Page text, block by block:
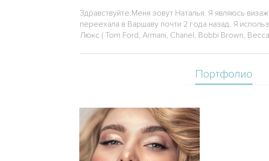
Здравствуйте.Меня зовут Наталья. Я являюсь
переехала в Варшаву почти 2 года назад. Я
Люкс ( Tom Ford, Armani, Chanel, Bobbi Brown,
Портфолио